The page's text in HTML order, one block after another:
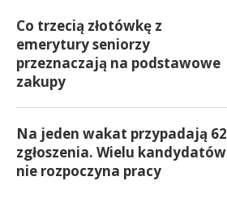
Co trzecią złotówkę z
emerytury seniorzy
przeznaczają na podstawowe
zakupy
Na jeden wakat przypadają 62
zgłoszenia. Wielu kandydatów
nie rozpoczyna pracy